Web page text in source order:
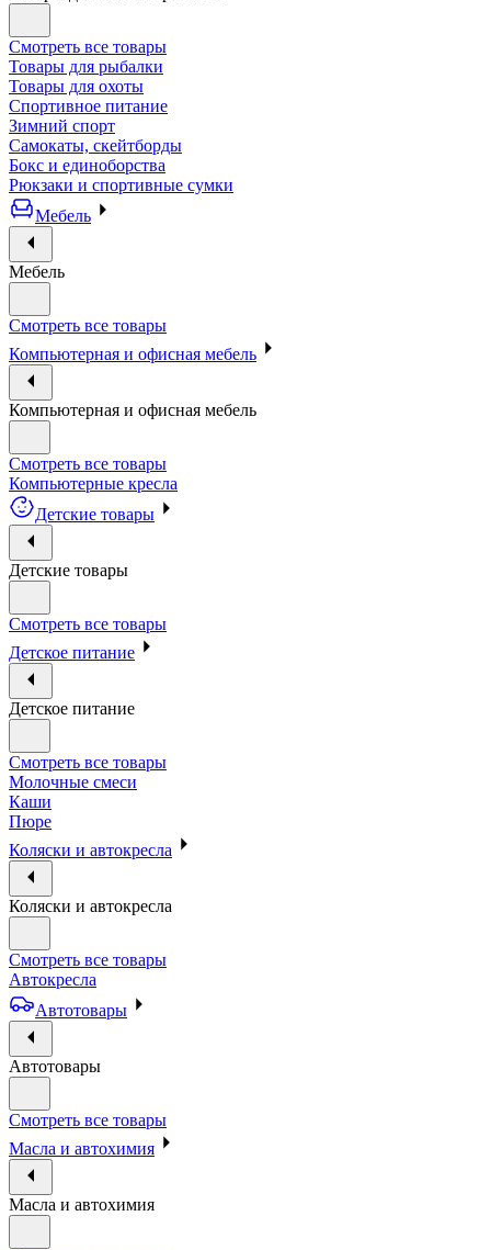
Смотреть все товары
Товары для рыбалки
Товары для охоты
Спортивное питание
Зимний спорт
Самокаты, скейтборды
Бокс и единоборства
Рюкзаки и спортивные сумки
Мебель
Мебель
Смотреть все товары
Компьютерная и офисная мебель
Компьютерная и офисная мебель
Смотреть все товары
Компьютерные кресла
Детские товары
Детские товары
Смотреть все товары
Детское питание
Детское питание
Смотреть все товары
Молочные смеси
Каши
Пюре
Коляски и автокресла
Коляски и автокресла
Смотреть все товары
Автокресла
Автотовары
Автотовары
Смотреть все товары
Масла и автохимия
Масла и автохимия